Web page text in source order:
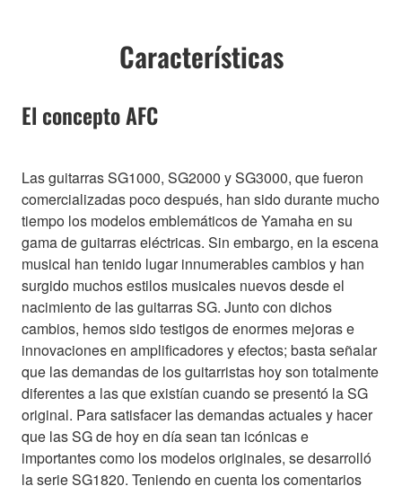
Características
El concepto AFC
Las guitarras SG1000, SG2000 y SG3000, que fueron
comercializadas poco después, han sido durante mucho
tiempo los modelos emblemáticos de Yamaha en su
gama de guitarras eléctricas. Sin embargo, en la escena
musical han tenido lugar innumerables cambios y han
surgido muchos estilos musicales nuevos desde el
nacimiento de las guitarras SG. Junto con dichos
cambios, hemos sido testigos de enormes mejoras e
innovaciones en amplificadores y efectos; basta señalar
que las demandas de los guitarristas hoy son totalmente
diferentes a las que existían cuando se presentó la SG
original. Para satisfacer las demandas actuales y hacer
que las SG de hoy en día sean tan icónicas e
importantes como los modelos originales, se desarrolló
la serie SG1820. Teniendo en cuenta los comentarios